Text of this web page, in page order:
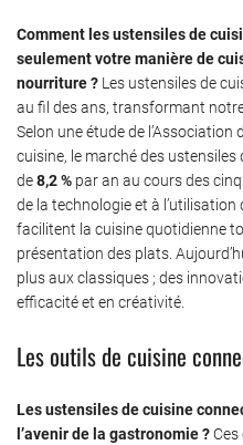
Comment les ustensiles de
seulement votre manière de
nourriture ? Les ustensiles de
au fil des ans, transformant
Selon une étude de
cuisine, le marché des
de8,2 % par an au cours des
de la technologie et à
facilitent la cuisine quotidienne
présentation des plats.
plus aux classiques ; des
efficacité et en créativité.
Les outils de cuisine
Les ustensiles de cuisine
l’avenir de la gastronomie ?